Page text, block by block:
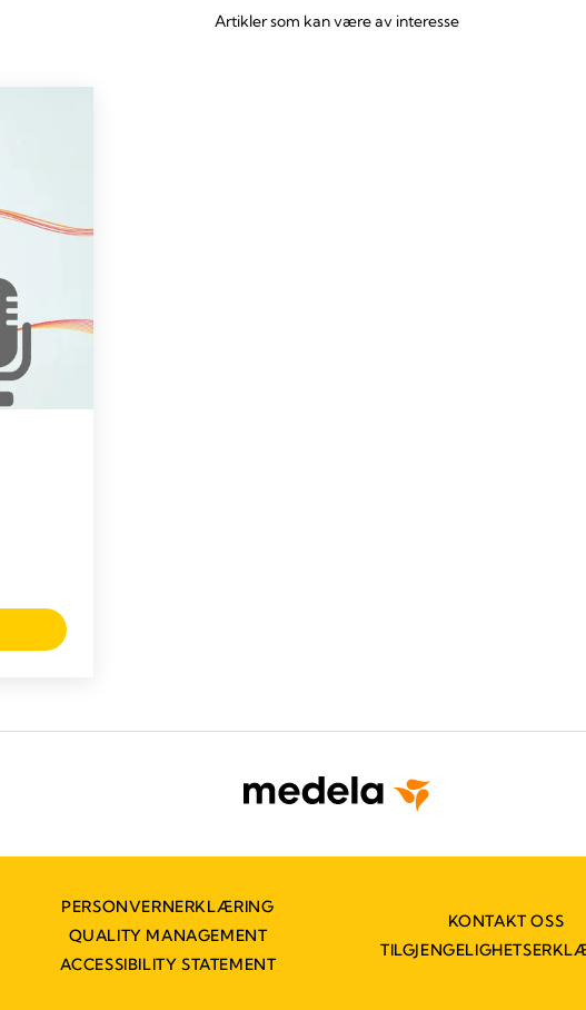
Artikler som kan være av interesse
PERSONVERNERKLÆRING
QUALITY MANAGEMENT
ACCESSIBILITY STATEMENT
KONTAKT OSS